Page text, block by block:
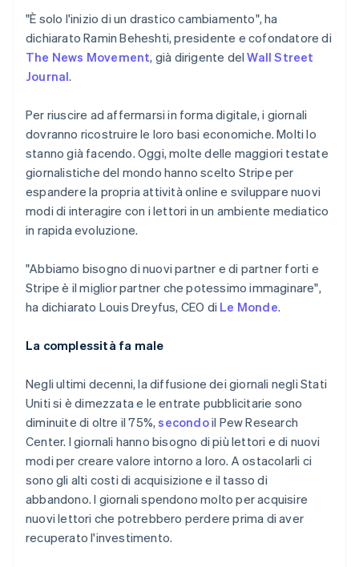
Radar
Atlas
Climate
Rimozione del carbonio
Identity
Verifica online dell'identità
Scopri come Stripe sta costruendo l'infrastruttura
Guarda ora
Ecosistema
"È solo l'inizio di un drastico cambiamento", ha
dichiarato Ramin Beheshti, presidente e cofondatore di
The News Movement, già dirigente delWall Street
Journal.
Per riuscire ad affermarsi in forma digitale, i giornali
dovranno ricostruire le loro basi economiche. Molti lo
stanno già facendo. Oggi, molte delle maggiori testate
giornalistiche del mondo hanno scelto Stripe per
espandere la propria attività online e sviluppare nuovi
modi di interagire con i lettori in un ambiente mediatico
in rapida evoluzione.
"Abbiamo bisogno di nuovi partner e di partner forti e
Stripe è il miglior partner che potessimo immaginare",
ha dichiarato Louis Dreyfus, CEO di Le Monde.
La complessità fa male
Negli ultimi decenni, la diffusione dei giornali negli Stati
Uniti si è dimezzata e le entrate pubblicitarie sono
diminuite di oltre il 75%,secondoil Pew Research
Center. I giornali hanno bisogno di più lettori e di nuovi
modi per creare valore intorno a loro. A ostacolarli ci
sono gli alti costi di acquisizione e il tasso di
abbandono. I giornali spendono molto per acquisire
nuovi lettori che potrebbero perdere prima di aver
recuperato l'investimento.